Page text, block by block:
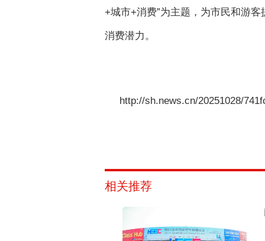
+城市+消费”为主题，为市民和游
消费潜力。
http://sh.news.cn/20251028/
相关推荐